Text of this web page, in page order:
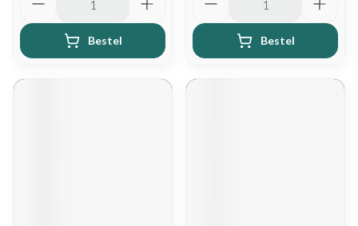
Bestel Bestel